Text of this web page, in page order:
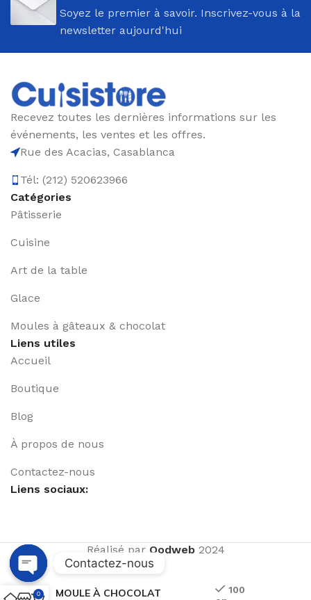
Soyez le premier à savoir. Inscrivez-vous à la
newsletter aujourd'hui
Recevez toutes les dernières informations sur les
événements, les ventes et les offres.
Rue des Acacias, Casablanca
Tél: (212) 520623966
Catégories
Pâtisserie
Cuisine
Art de la table
Glace
Moules à gâteaux & chocolat
Liens utiles
Accueil
Boutique
Blog
À propos de nous
Contactez-nous
Liens sociaux:
Réalisé par Qodweb2024
MOULE À CHOCOLAT
100
0
Contactez-nous
Open